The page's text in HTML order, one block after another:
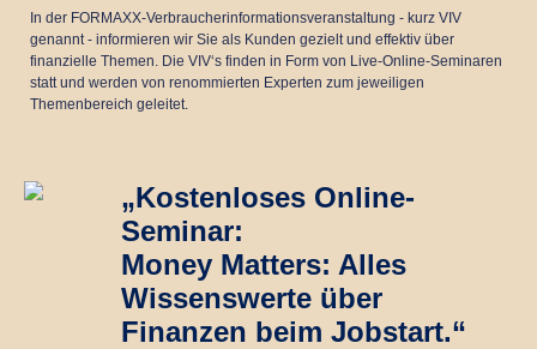
In der FORMAXX-Verbraucherinformationsveranstaltung - kurz VIV
genannt - informieren wir Sie als Kunden gezielt und effektiv über
finanzielle Themen. Die VIV‘s finden in Form von Live-Online-Seminaren
statt und werden von renommierten Experten zum jeweiligen
Themenbereich geleitet.
„Kostenloses Online-
Seminar:
Money Matters: Alles
Wissenswerte über
Finanzen beim Jobstart.“